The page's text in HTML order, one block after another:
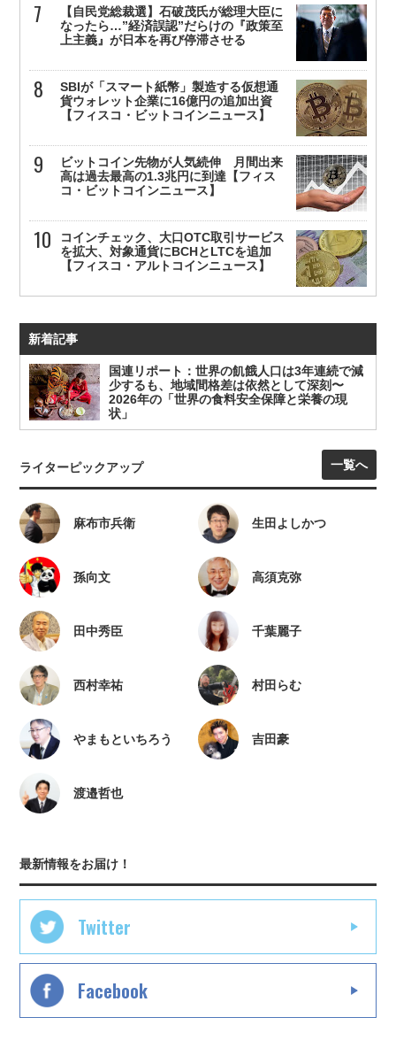
【自民党総裁選】石破茂氏が総理大臣に
なったら…”経済誤認”だらけの『政策至
上主義』が日本を再び停滞させる
SBIが「スマート紙幣」製造する仮想通
貨ウォレット企業に16億円の追加出資
【フィスコ・ビットコインニュース】
ビットコイン先物が人気続伸 月間出来
高は過去最高の1.3兆円に到達【フィス
コ・ビットコインニュース】
コインチェック、大口OTC取引サービス
を拡大、対象通貨にBCHとLTCを追加
【フィスコ・アルトコインニュース】
新着記事
国連リポート：世界の飢餓人口は3年連続で減
少するも、地域間格差は依然として深刻〜
2026年の「世界の食料安全保障と栄養の現
状」
ライターピックアップ 一覧へ
麻布市兵衛 生田よしかつ
孫向文 高須克弥
田中秀臣 千葉麗子
西村幸祐 村田らむ
やまもといちろう 吉田豪
渡邉哲也
最新情報をお届け！
Twitter
Facebook